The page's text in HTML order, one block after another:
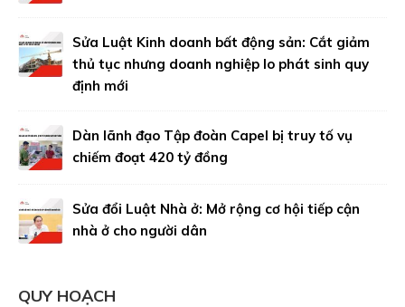
Sửa Luật Kinh doanh bất động sản: Cắt giảm
thủ tục nhưng doanh nghiệp lo phát sinh quy
định mới
Dàn lãnh đạo Tập đoàn Capel bị truy tố vụ
chiếm đoạt 420 tỷ đồng
Sửa đổi Luật Nhà ở: Mở rộng cơ hội tiếp cận
nhà ở cho người dân
QUY HOẠCH